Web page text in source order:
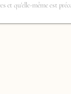
et qu'elle-même est